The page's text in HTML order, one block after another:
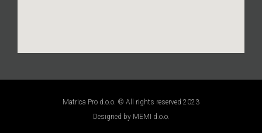
Matrica Pro d.o.o. © All rights reserved 2023
Designed by MEMI d.o.o.